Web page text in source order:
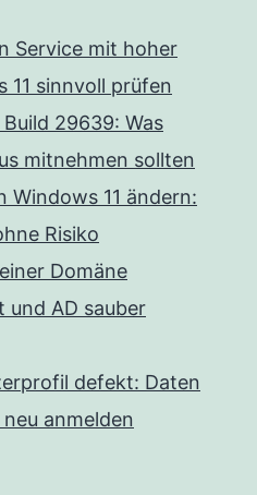
Service mit hoher
11 sinnvoll prüfen
29639: Was
mitnehmen sollten
Windows 11 ändern:
Risiko
Domäne
und AD sauber
defekt: Daten
anmelden